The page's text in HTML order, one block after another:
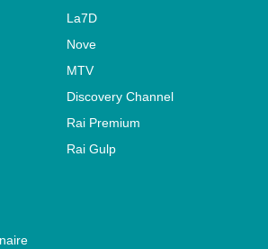
La7D
Nove
MTV
Discovery Channel
Rai Premium
Rai Gulp